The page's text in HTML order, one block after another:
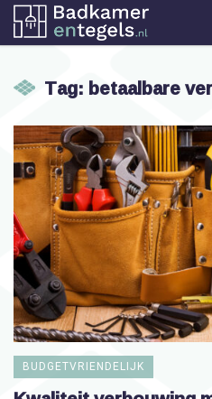
Tag: betaalbare
BUDGETVRIENDELIJK